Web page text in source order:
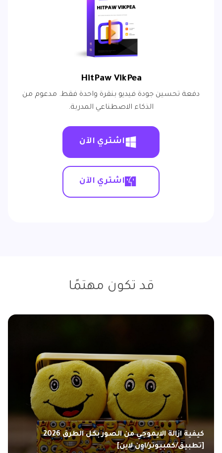
HitPaw VikPea
دفعة تحسين جودة فيديو بنقرة واحدة فقط. مدعوم من
الذكاء الاصطناعي المدربة.
اشتري الآن
اشتري الآن
قد تكون مهتمًا
كيفية ازالة الايموجي من الصور بكل الطرق 2026
[تطبيق/كمبيوتر/اون لاين]